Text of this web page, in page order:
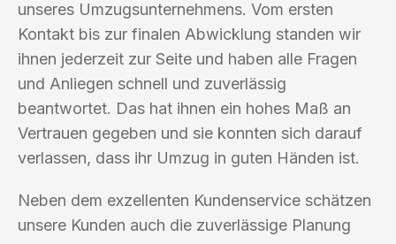
unseres Umzugsunternehmens. Vom ersten
Kontakt bis zur finalen Abwicklung standen wir
ihnen jederzeit zur Seite und haben alle Fragen
und Anliegen schnell und zuverlässig
beantwortet. Das hat ihnen ein hohes Maß an
Vertrauen gegeben und sie konnten sich darauf
verlassen, dass ihr Umzug in guten Händen ist.
Neben dem exzellenten Kundenservice schätzen
unsere Kunden auch die zuverlässige Planung